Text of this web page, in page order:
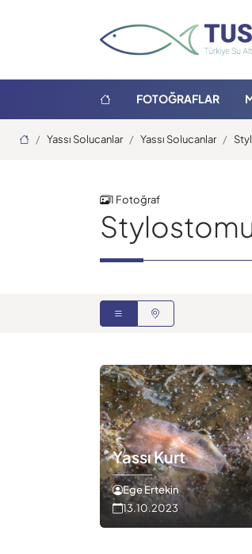
FOTOĞRAFLAR
Ana Sayfa
Yassı Solucanlar Yassı Solucanlar
1 Fotoğraf
Yassı Kurt
Ege Ertekin
13.10.2023